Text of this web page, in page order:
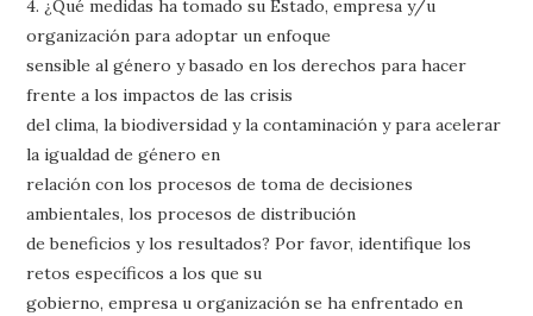
4. ¿Qué medidas ha tomado su Estado, empresa y/u
organización para adoptar un enfoque
sensible al género y basado en los derechos para hacer
frente a los impactos de las crisis
del clima, la biodiversidad y la contaminación y para acelerar
la igualdad de género en
relación con los procesos de toma de decisiones
ambientales, los procesos de distribución
de beneficios y los resultados? Por favor, identifique los
retos específicos a los que su
gobierno, empresa u organización se ha enfrentado en